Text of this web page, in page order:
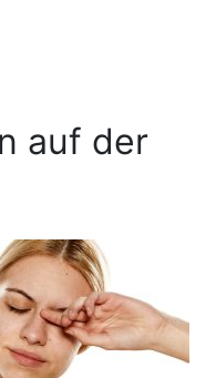
auf der